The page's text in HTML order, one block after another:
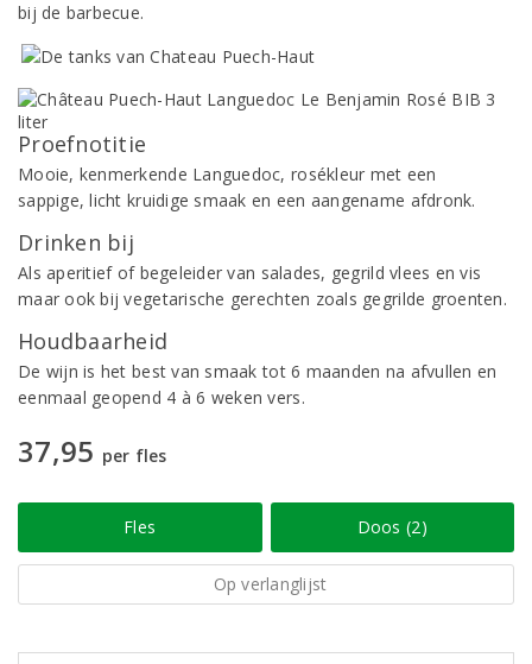
bij de barbecue.
Proefnotitie
Mooie, kenmerkende Languedoc, rosékleur met een
sappige, licht kruidige smaak en een aangename afdronk.
Drinken bij
Als aperitief of begeleider van salades, gegrild vlees en vis
maar ook bij vegetarische gerechten zoals gegrilde groenten.
Houdbaarheid
De wijn is het best van smaak tot 6 maanden na afvullen en
eenmaal geopend 4 à 6 weken vers.
37,95 per fles
Fles Doos (2)
Op verlanglijst